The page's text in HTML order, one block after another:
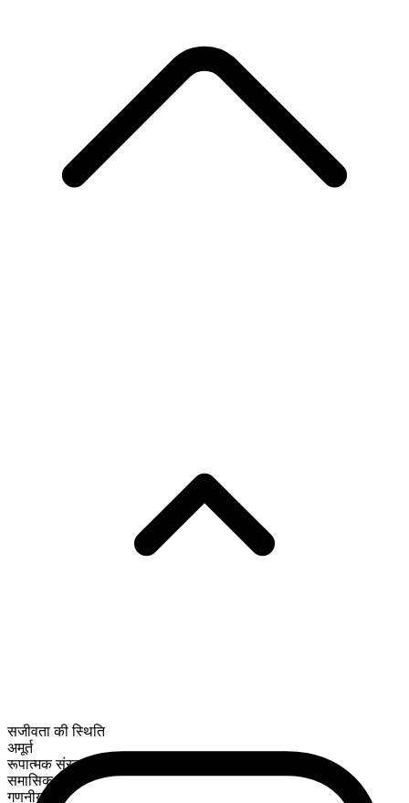
सजीवता की स्थिति
अमूर्त
रूपात्मक संरचना
समासिक
गणनीय